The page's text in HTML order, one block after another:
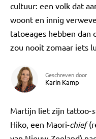
cultuur: een volk dat
woont en innig
tatoeages hebben dan
zou nooit zomaar iets
Geschreven door
Karin Kamp
Martijn liet zijn tattoo-
Hiko, een Maori-chief